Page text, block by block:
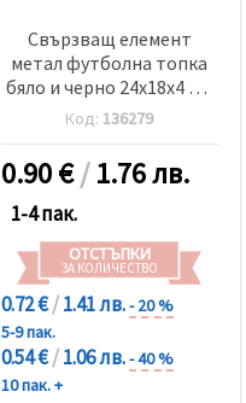
Свързващ елемент
метал футболна топка
бяло и черно 24x18x4 мм
дупка 2 мм цвят сребро
-2 броя
Код: 136279
0.90€/1.76 лв.
1-4 пак.
ОТСТЪПКИ
ЗА КОЛИЧЕСТВО
0.72 €/1.41 лв.- 20 %
5-9 пак.
0.54 €/1.06 лв.- 40 %
10 пак. +